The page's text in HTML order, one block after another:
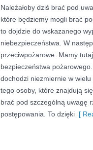
Należałoby dziś brać pod
które będziemy mogli brać
to dojdzie do wskazanego
niebezpieczeństwa. W
przeciwpożarowe. Mamy
bezpieczeństwa
dochodzi niezmiernie w
tego osoby, które znajdują
brać pod szczególną uwagę
postępowania. To dzięki [